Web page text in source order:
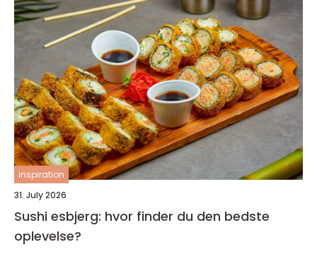
inspiration
31. July 2026
Sushi esbjerg: hvor finder du den bedste
oplevelse?